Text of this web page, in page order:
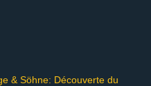
& Söhne: Découverte du